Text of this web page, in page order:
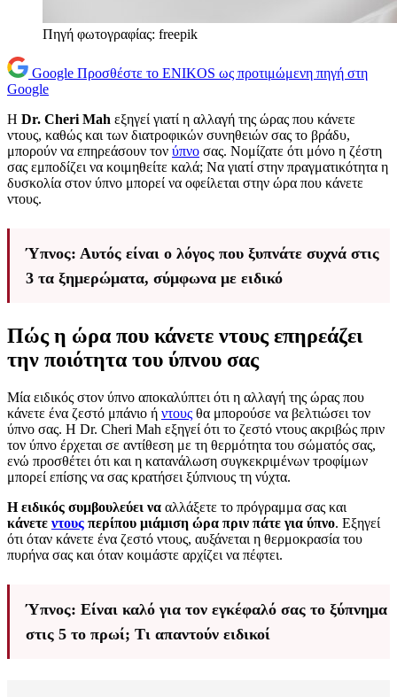
Πηγή φωτογραφίας: freepik
Google Προσθέστε το ENIKOS ως προτιμώμενη πηγή στη
Google
Η Dr. Cheri Mah εξηγεί γιατί η αλλαγή της ώρας που κάνετε
ντους, καθώς και των διατροφικών συνηθειών σας το βράδυ,
μπορούν να επηρεάσουν τον ύπνο σας. Νομίζατε ότι μόνο η ζέστη
σας εμποδίζει να κοιμηθείτε καλά; Να γιατί στην πραγματικότητα η
δυσκολία στον ύπνο μπορεί να οφείλεται στην ώρα που κάνετε
ντους.
Ύπνος: Αυτός είναι ο λόγος που ξυπνάτε συχνά στις
3 τα ξημερώματα, σύμφωνα με ειδικό
Πώς η ώρα που κάνετε ντους επηρεάζει
την ποιότητα του ύπνου σας
Μία ειδικός στον ύπνο αποκαλύπτει ότι η αλλαγή της ώρας που
κάνετε ένα ζεστό μπάνιο ή ντους θα μπορούσε να βελτιώσει τον
ύπνο σας. Η Dr. Cheri Mah εξηγεί ότι το ζεστό ντους ακριβώς πριν
τον ύπνο έρχεται σε αντίθεση με τη θερμότητα του σώματός σας,
ενώ προσθέτει ότι και η κατανάλωση συγκεκριμένων τροφίμων
μπορεί επίσης να σας κρατήσει ξύπνιους τη νύχτα.
Η ειδικός συμβουλεύει να αλλάξετε το πρόγραμμα σας και
κάνετε ντους περίπου μιάμιση ώρα πριν πάτε για ύπνο. Εξηγεί
ότι όταν κάνετε ένα ζεστό ντους, αυξάνεται η θερμοκρασία του
πυρήνα σας και όταν κοιμάστε αρχίζει να πέφτει.
Ύπνος: Είναι καλό για τον εγκέφαλό σας το ξύπνημα
στις 5 το πρωί; Τι απαντούν ειδικοί